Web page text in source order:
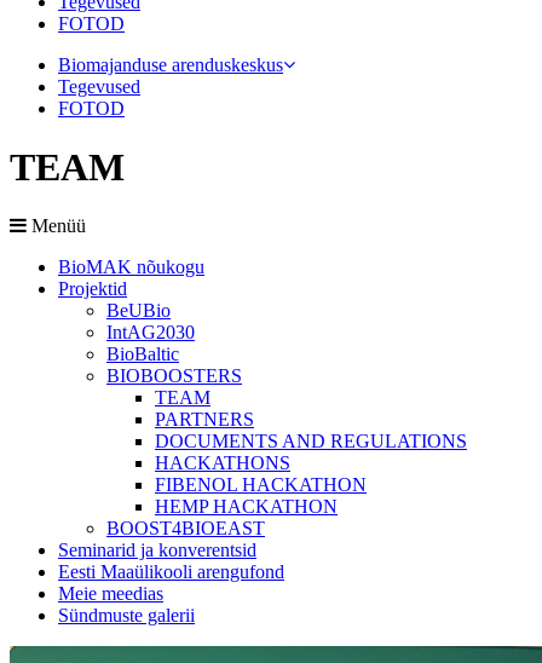
FOTOD
Biomajanduse arenduskeskus
Tegevused
FOTOD
TEAM
Menüü
BioMAK nõukogu
Projektid
BeUBio
IntAG2030
BioBaltic
BIOBOOSTERS
TEAM
PARTNERS
DOCUMENTS AND REGULATIONS
HACKATHONS
FIBENOL HACKATHON
HEMP HACKATHON
BOOST4BIOEAST
Seminarid ja konverentsid
Eesti Maaülikooli arengufond
Meie meedias
Sündmuste galerii